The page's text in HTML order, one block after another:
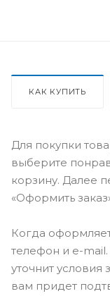
КАК КУПИТЬ
Для покупки
выберите
корзину. Далее
«Оформить
Когда
телефон и e-
уточнит условия
вам придет